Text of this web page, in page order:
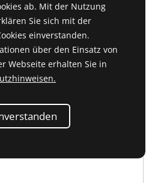
dick
1889940234
ab. Mit der Nutzung
Sie sich mit der
einverstanden.
über den Einsatz von
Webseite erhalten Sie in